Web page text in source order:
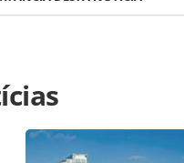
agencias-de-
das-empresas-no-
Todo o conteúdo
sobre direito